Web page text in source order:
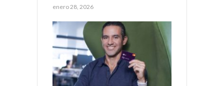
enero 28, 2026